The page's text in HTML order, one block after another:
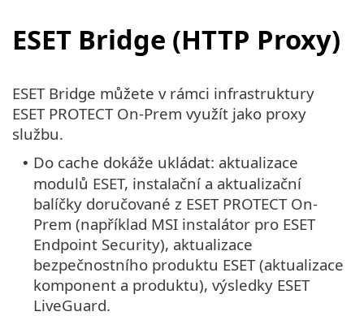
ESET Bridge (HTTP Proxy)
ESET Bridge můžete v rámci infrastruktury
ESET PROTECT On-Prem využít jako proxy
službu.
• Do cache dokáže ukládat: aktualizace
modulů ESET, instalační a aktualizační
balíčky doručované z ESET PROTECT On-
Prem (například MSI instalátor pro ESET
Endpoint Security), aktualizace
bezpečnostního produktu ESET (aktualizace
komponent a produktu), výsledky ESET
LiveGuard.